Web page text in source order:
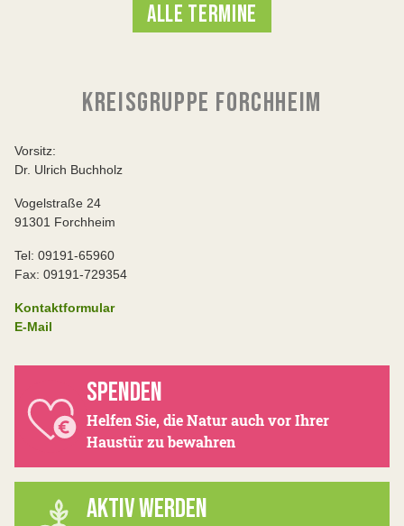
ALLE TERMINE
KREISGRUPPE FORCHHEIM
Vorsitz:
Dr. Ulrich Buchholz
Vogelstraße 24
91301 Forchheim
Tel: 09191-65960
Fax: 09191-729354
Kontaktformular
E-Mail
SPENDEN
Helfen Sie, die Natur auch vor Ihrer
Haustür zu bewahren
AKTIV WERDEN